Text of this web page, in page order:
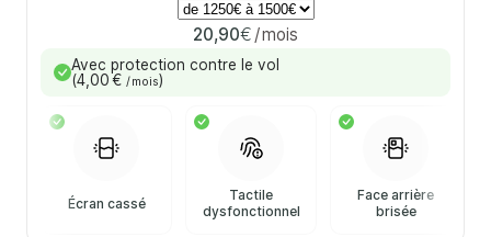
20,90€ mois
Avec protection contre le vol
(4,00 € / mois)
Écran cassé
Tactile
dysfonctionnel
Face arrière
brisée